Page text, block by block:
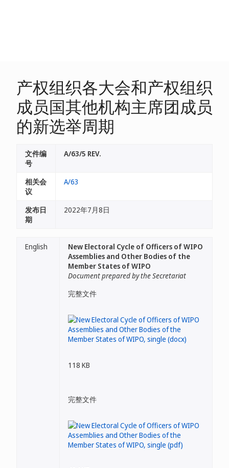
产权组织各大会和产权组织
成员国其他机构主席团成员
的新选举周期
文件编
号
A/63/5 REV.
相关会
议
A/63
发布日
期
2022年7月8日
English
New Electoral Cycle of Officers of WIPO
Assemblies and Other Bodies of the
Member States of WIPO
Document prepared by the Secretariat
完整文件
118 KB
完整文件